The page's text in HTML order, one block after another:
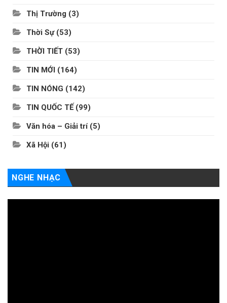
Thị Trường (3)
Thời Sự(53)
THỜI TIẾT (53)
TIN MỚI (164)
TIN NÓNG (142)
TIN QUỐC TẾ (99)
Văn hóa – Giải trí(5)
Xã Hội (61)
NGHE NHẠC